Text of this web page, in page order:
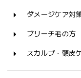
ダメージケア対
ブリーチ毛の方
スカルプ・頭皮